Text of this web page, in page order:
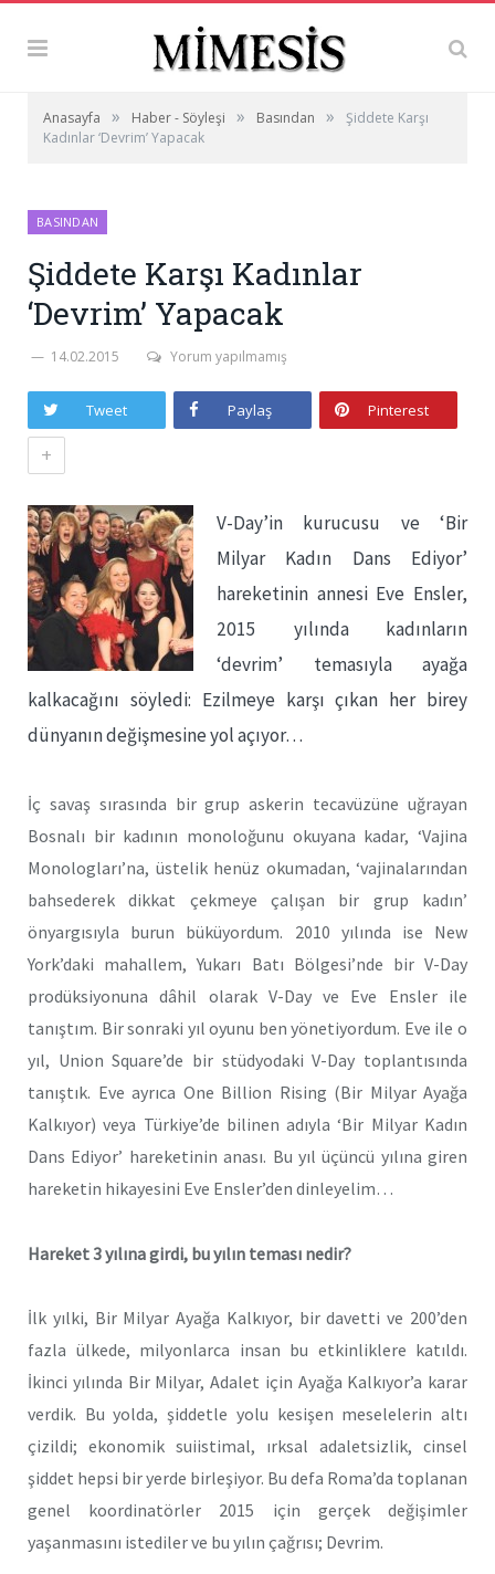
Anasayfa » Haber - Söyleşi » Basından »
Şiddete Karşı
Kadınlar ‘Devrim’ Yapacak
BASINDAN
Şiddete Karşı Kadınlar
‘Devrim’ Yapacak
14.02.2015 Yorum yapılmamış
Tweet Paylaş Pinterest
+
V-Day’in kurucusu ve ‘Bir
Milyar Kadın Dans Ediyor’
hareketinin annesi Eve Ensler,
2015 yılında kadınların
‘devrim’ temasıyla ayağa
kalkacağını söyledi: Ezilmeye karşı çıkan her birey
dünyanın değişmesine yol açıyor…
İç savaş sırasında bir grup askerin tecavüzüne uğrayan
Bosnalı bir kadının monoloğunu okuyana kadar, ‘Vajina
Monologları’na, üstelik henüz okumadan, ‘vajinalarından
bahsederek dikkat çekmeye çalışan bir grup kadın’
önyargısıyla burun büküyordum. 2010 yılında ise New
York’daki mahallem, Yukarı Batı Bölgesi’nde bir V-Day
prodüksiyonuna dâhil olarak V-Day ve Eve Ensler ile
tanıştım. Bir sonraki yıl oyunu ben yönetiyordum. Eve ile o
yıl, Union Square’de bir stüdyodaki V-Day toplantısında
tanıştık. Eve ayrıca One Billion Rising (Bir Milyar Ayağa
Kalkıyor) veya Türkiye’de bilinen adıyla ‘Bir Milyar Kadın
Dans Ediyor’ hareketinin anası. Bu yıl üçüncü yılına giren
hareketin hikayesini Eve Ensler’den dinleyelim…
Hareket 3 yılına girdi, bu yılın teması nedir?
İlk yılki, Bir Milyar Ayağa Kalkıyor, bir davetti ve 200’den
fazla ülkede, milyonlarca insan bu etkinliklere katıldı.
İkinci yılında Bir Milyar, Adalet için Ayağa Kalkıyor’a karar
verdik. Bu yolda, şiddetle yolu kesişen meselelerin altı
çizildi; ekonomik suiistimal, ırksal adaletsizlik, cinsel
şiddet hepsi bir yerde birleşiyor. Bu defa Roma’da toplanan
genel koordinatörler 2015 için gerçek değişimler
yaşanmasını istediler ve bu yılın çağrısı; Devrim.